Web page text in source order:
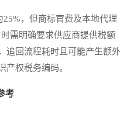
，但商标官费及本地代理
需明确要求供应商提供税额
追回流程耗时且可能产生额外
产权税务编码。
考